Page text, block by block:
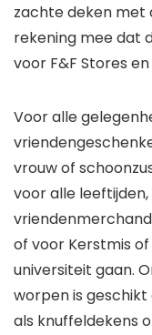
zachte deken met
rekening mee dat
voor F&F Stores
Voor alle
vrouw of
voor alle
of voor Kerstmis
universiteit gaan.
worpen is
als knuffeldekens